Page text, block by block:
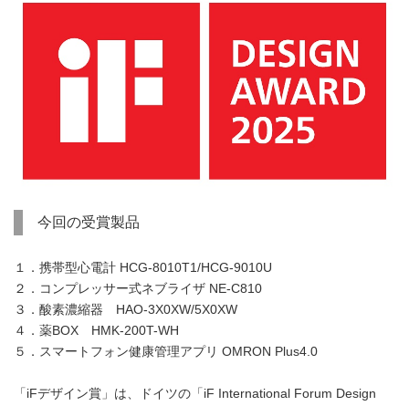
今回の受賞製品
１．携帯型心電計 HCG-8010T1/HCG-9010U
２．コンプレッサー式ネブライザ NE-C810
３．酸素濃縮器 HAO-3X0XW/5X0XW
４．薬BOX HMK-200T-WH
５．スマートフォン健康管理アプリ OMRON Plus4.0
「iFデザイン賞」は、ドイツの「iF International Forum Design